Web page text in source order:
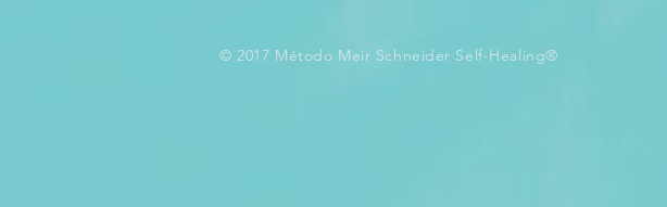
© 2017 Método Meir Schneider Self-Healing®